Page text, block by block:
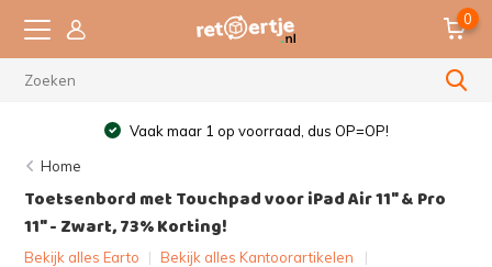
0
Vaak maar 1 op voorraad, dus OP=OP!
Home
Toetsenbord met Touchpad voor iPad Air 11" & Pro
11" - Zwart, 73% Korting!
Bekijk alles Earto | Bekijk alles Kantoorartikelen